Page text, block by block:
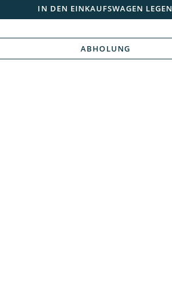
IN DEN EINKAUFSWAGEN LEGEN
ABHOLUNG